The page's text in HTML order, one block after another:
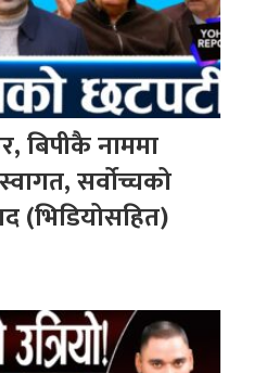
नाममा
सर्वोच्चको
(भिडियोसहित)